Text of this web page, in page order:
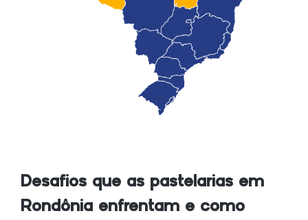
Desafios que as pastelarias em
Rondônia enfrentam e como